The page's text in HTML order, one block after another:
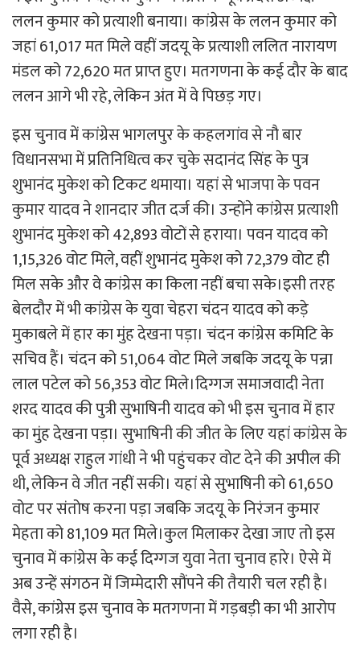
ललन कुमार को प्रत्याशी बनाया। कांग्रेस के ललन कुमार को
जहां 61,017 मत मिले वहीं जदयू के प्रत्याशी ललित नारायण
मंडल को 72,620 मत प्राप्त हुए। मतगणना के कई दौर के बाद
ललन आगे भी रहे, लेकिन अंत में वे पिछड़ गए।
इस चुनाव में कांग्रेस भागलपुर के कहलगांव से नौ बार
विधानसभा में प्रतिनिधित्व कर चुके सदानंद सिंह के पुत्र
शुभानंद मुकेश को टिकट थमाया। यहां से भाजपा के पवन
कुमार यादव ने शानदार जीत दर्ज की। उन्होंने कांग्रेस प्रत्याशी
शुभानंद मुकेश को 42,893 वोटों से हराया। पवन यादव को
1,15,326 वोट मिले, वहीं शुभानंद मुकेश को 72,379 वोट ही
मिल सके और वे कांग्रेस का किला नहीं बचा सके।इसी तरह
बेलदौर में भी कांग्रेस के युवा चेहरा चंदन यादव को कड़े
मुकाबले में हार का मुंह देखना पड़ा। चंदन कांग्रेस कमिटि के
सचिव हैं। चंदन को 51,064 वोट मिले जबकि जदयू के पन्ना
लाल पटेल को 56,353 वोट मिले।दिग्गज समाजवादी नेता
शरद यादव की पुत्री सुभाषिनी यादव को भी इस चुनाव में हार
का मुंह देखना पड़ा। सुभाषिनी की जीत के लिए यहां कांग्रेस के
पूर्व अध्यक्ष राहुल गांधी ने भी पहुंचकर वोट देने की अपील की
थी, लेकिन वे जीत नहीं सकी। यहां से सुभाषिनी को 61,650
वोट पर संतोष करना पड़ा जबकि जदयू के निरंजन कुमार
मेहता को 81,109 मत मिले।कुल मिलाकर देखा जाए तो इस
चुनाव में कांग्रेस के कई दिग्गज युवा नेता चुनाव हारे। ऐसे में
अब उन्हें संगठन में जिम्मेदारी सौंपने की तैयारी चल रही है।
वैसे, कांग्रेस इस चुनाव के मतगणना में गड़बड़ी का भी आरोप
लगा रही है।